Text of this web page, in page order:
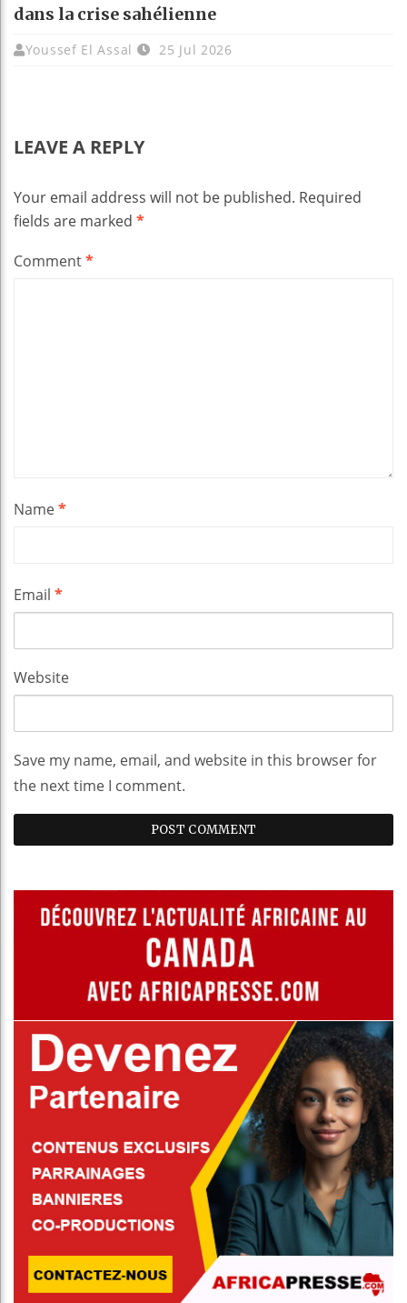
dans la crise sahélienne
Youssef El Assal 25 Jul 2026
LEAVE A REPLY
Your email address will not be published. Required
fields are marked *
Comment*
Name*
Email *
Website
Save my name, email, and website in this browser for
the next time I comment.